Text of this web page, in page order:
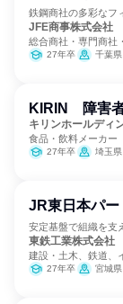
鉄鋼商社の多彩なフ
JFE商事株式会社
総合商社・専門商社
27年卒 千葉県、東京
KIRIN 障害
キリンホールディ
食品・飲料メーカー
27年卒 埼玉県、
JR東日本パー
安定基盤で組織を支
東鉄工業株式会社
建設・土木、鉄道、
27年卒 宮城県、茨城県